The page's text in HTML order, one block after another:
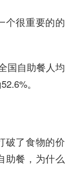
个很重要的的
国自助餐人均
。
破了食物的价
助餐，为什么